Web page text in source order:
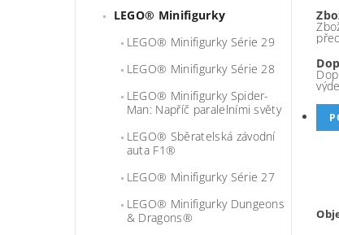
LEGO® Minifigurky
LEGO® Minifigurky Série 29
LEGO® Minifigurky Série 28
LEGO® Minifigurky Spider-
Man: Napříč paralelními světy
LEGO® Sběratelská závodní
auta F1®
LEGO® Minifigurky Série 27
LEGO® Minifigurky Dungeons
& Dragons®